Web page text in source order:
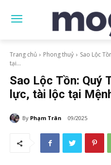
Trang chủ Phong thuỷ
Sao Lộc
tại...
Sao Lộc Tồn: Quý
lực, tài lộc tại
By Phạm Trân 09/2025